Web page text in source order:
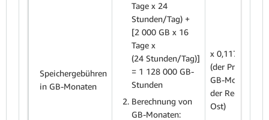
Speichergebühren
in GB-Monaten
Tage x 24
Stunden/Tag) +
[2 000 GB x 16
Tage x
(24 Stunden/Tag)]
= 1 128 000 GB-
Stunden
Berechnung von
GB-Monaten:
x 0,117 USD
(der Preis pro
GB-Monat in
der Region USA
Ost)